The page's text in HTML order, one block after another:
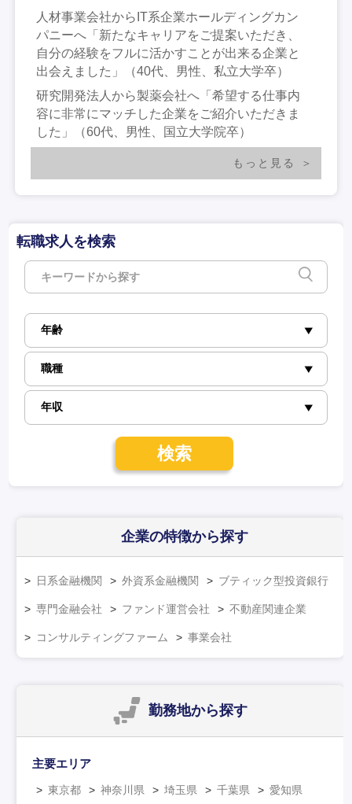
人材事業会社からIT系企業ホールディングカン
パニーへ「新たなキャリアをご提案いただき、
自分の経験をフルに活かすことが出来る企業と
出会えました」（40代、男性、私立大学卒）
研究開発法人から製薬会社へ「希望する仕事内
容に非常にマッチした企業をご紹介いただきま
した」（60代、男性、国立大学院卒）
もっと見る
転職求人を検索
検索
企業の特徴から探す
日系金融機関 外資系金融機関 ブティック型投資銀行
専門金融会社 ファンド運営会社 不動産関連企業
コンサルティングファーム 事業会社
勤務地から探す
主要エリア
東京都 神奈川県 埼玉県 千葉県 愛知県